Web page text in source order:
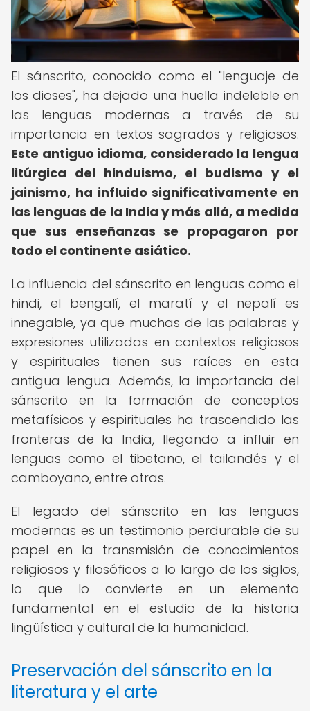
El sánscrito, conocido como el "lenguaje de
los dioses", ha dejado una huella indeleble en
las lenguas modernas a través de su
importancia en textos sagrados y religiosos.
Este antiguo idioma, considerado la lengua
litúrgica del hinduismo, el budismo y el
jainismo, ha influido significativamente en
las lenguas de la India y más allá, a medida
que sus enseñanzas se propagaron por
todo el continente asiático.
La influencia del sánscrito en lenguas como el
hindi, el bengalí, el maratí y el nepalí es
innegable, ya que muchas de las palabras y
expresiones utilizadas en contextos religiosos
y espirituales tienen sus raíces en esta
antigua lengua. Además, la importancia del
sánscrito en la formación de conceptos
metafísicos y espirituales ha trascendido las
fronteras de la India, llegando a influir en
lenguas como el tibetano, el tailandés y el
camboyano, entre otras.
El legado del sánscrito en las lenguas
modernas es un testimonio perdurable de su
papel en la transmisión de conocimientos
religiosos y filosóficos a lo largo de los siglos,
lo que lo convierte en un elemento
fundamental en el estudio de la historia
lingüística y cultural de la humanidad.
Preservación del sánscrito en la
literatura y el arte